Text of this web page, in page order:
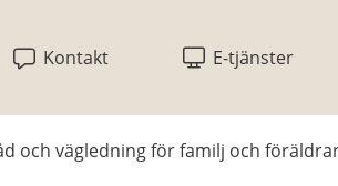
Kontakt E-tjänster
och vägledning för familj och